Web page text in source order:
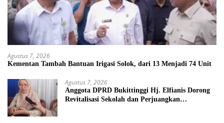
Agustus 7, 2026
Kementan Tambah Bantuan Irigasi Solok, dari 13 Menjadi 74 Unit
Agustus 7, 2026
Anggota DPRD Bukittinggi Hj. Elfianis Dorong
Revitalisasi Sekolah dan Perjuangkan